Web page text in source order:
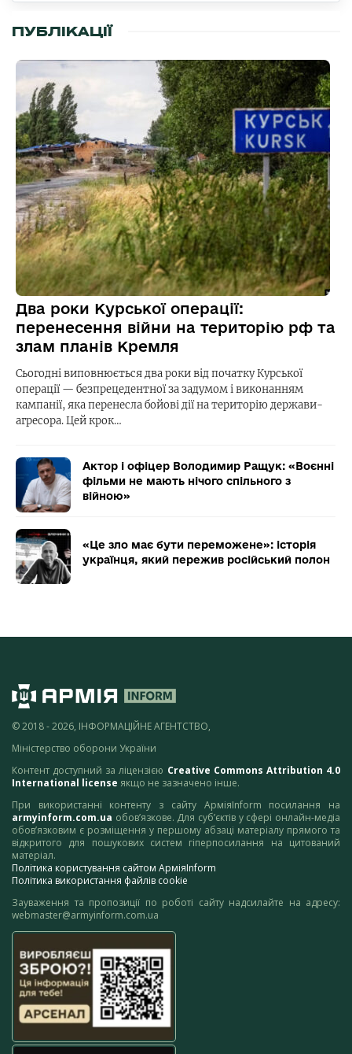
ПУБЛІКАЦІЇ
Два роки Курської операції:
перенесення війни на територію рф та
злам планів Кремля
Сьогодні виповнюється два роки від початку Курської
операції — безпрецедентної за задумом і виконанням
кампанії, яка перенесла бойові дії на територію держави-
агресора. Цей крок…
Актор і офіцер Володимир Ращук: «Воєнні
фільми не мають нічого спільного з
війною»
«Це зло має бути переможене»: історія
українця, який пережив російський полон
© 2018 - 2026, ІНФОРМАЦІЙНЕ АГЕНТСТВО,
Міністерство оборони України
Контент доступний за ліцензією Creative Commons Attribution 4.0
International license якщо не зазначено інше.
При використанні контенту з сайту АрміяInform посилання на
armyinform.com.ua обов’язкове. Для суб’єктів у сфері онлайн-медіа
обов’язковим є розміщення у першому абзаці матеріалу прямого та
відкритого для пошукових систем гіперпосилання на цитований
матеріал.
Політика користування сайтом АрміяInform
Політика використання файлів cookie
Зауваження та пропозиції по роботі сайту надсилайте на адресу:
webmaster@armyinform.com.ua